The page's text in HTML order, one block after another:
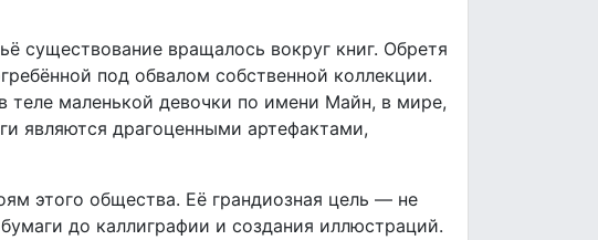
существование вращалось вокруг книг. Обретя
под обвалом собственной коллекции.
теле маленькой девочки по имени Майн, в мире,
являются драгоценными артефактами,
этого общества. Её грандиозная цель — не
до каллиграфии и создания иллюстраций.